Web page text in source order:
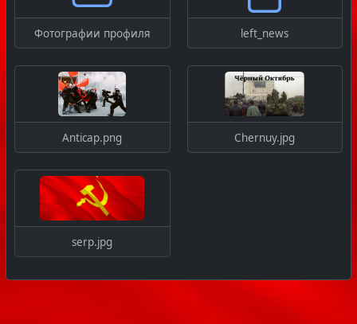
Фотографии профиля left_news
Anticap.png Chernuy.jpg
serp.jpg